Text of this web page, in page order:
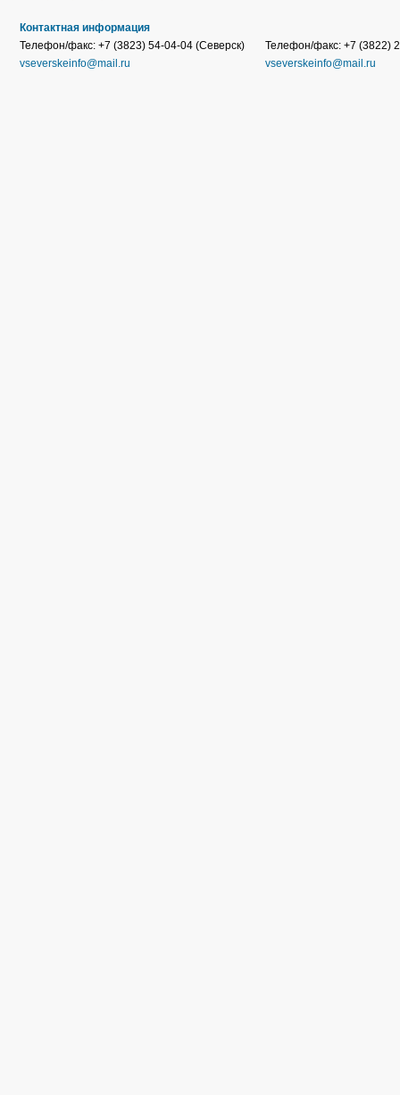
Контактная информация
Телефон/факс: +7 (3823) 54-04-04 (Северск)
vseverskeinfo@mail.ru
Телефон/факс: +7 (3822)
vseverskeinfo@mail.ru